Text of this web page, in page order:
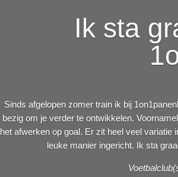
Ik sta
Sinds afgelopen zomer train ik bij
bezig om je verder te ontwikkelen.
het afwerken op goal. Er zit heel veel
leuke manier ingericht. Ik sta